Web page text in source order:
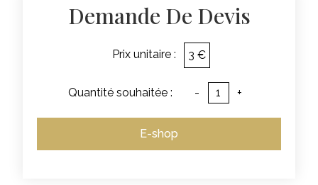
Demande De Devis
Prix unitaire : 3 €
Quantité souhaitée : - +
E-shop